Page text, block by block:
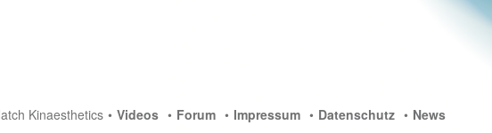
Kinaesthetics Videos Forum Impressum Datenschutz News